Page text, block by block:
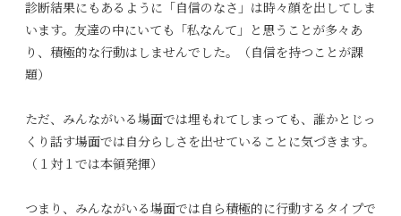
診断結果にもあるように「自信のなさ」は時々顔を出してしま
います。友達の中にいても「私なんて」と思うことが多々あ
り、積極的な行動はしませんでした。（自信を持つことが課
題）
ただ、みんながいる場面では埋もれてしまっても、誰かとじっ
くり話す場面では自分らしさを出せていることに気づきます。
（１対１では本領発揮）
つまり、みんながいる場面では自ら積極的に行動するタイプで